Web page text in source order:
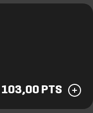
103,00 PTS